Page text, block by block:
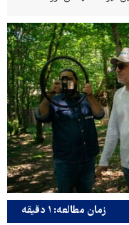
زمان مطالعه: ۱ دقیقه